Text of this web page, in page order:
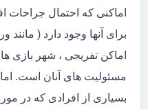
اماکنی که احتمال جراحات
برای آنها وجود دارد (
اماکن تفریحی ، شهر بازی ها
مسئولیت های آنان است.
بسیاری از افرادی که در